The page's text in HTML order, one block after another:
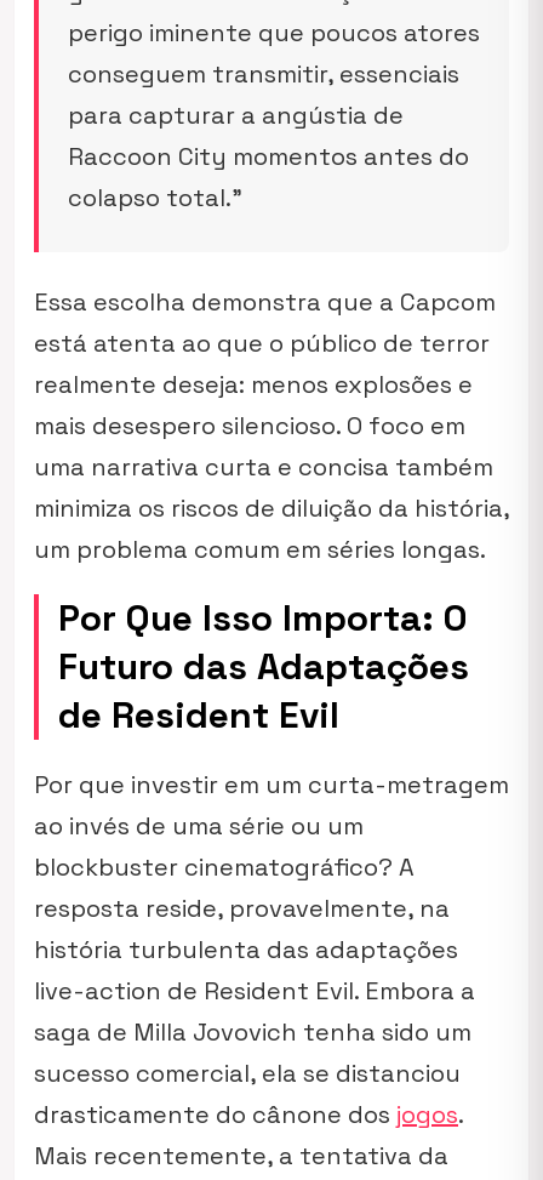
perigo iminente que poucos atores
conseguem transmitir, essenciais
para capturar a angústia de
Raccoon City momentos antes do
colapso total.”
Essa escolha demonstra que a Capcom
está atenta ao que o público de terror
realmente deseja: menos explosões e
mais desespero silencioso. O foco em
uma narrativa curta e concisa também
minimiza os riscos de diluição da história,
um problema comum em séries longas.
Por Que Isso Importa: O
Futuro das Adaptações
de Resident Evil
Por que investir em um curta-metragem
ao invés de uma série ou um
blockbuster cinematográfico? A
resposta reside, provavelmente, na
história turbulenta das adaptações
live-action de Resident Evil. Embora a
saga de Milla Jovovich tenha sido um
sucesso comercial, ela se distanciou
drasticamente do cânone dos jogos.
Mais recentemente, a tentativa da